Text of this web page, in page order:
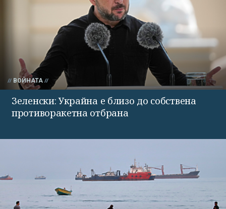
ВОЙНАТА
Зеленски: Украйна е близо до собствена
противоракетна отбрана